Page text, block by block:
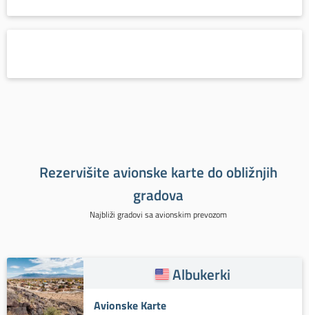
Rezervišite avionske karte do obližnjih
gradova
Najbliži gradovi sa avionskim prevozom
Albukerki
Avionske Karte